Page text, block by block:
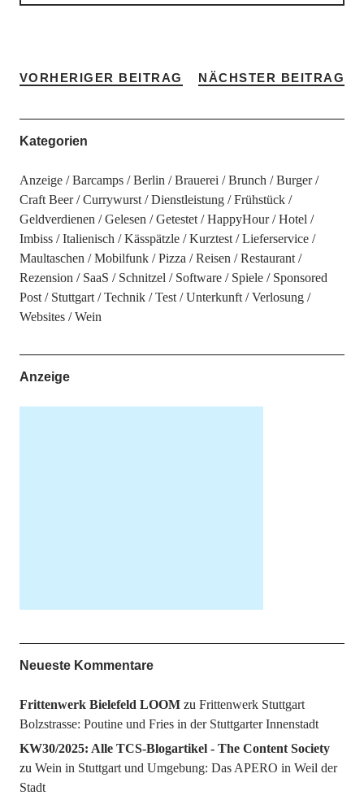
VORHERIGER BEITRAG NÄCHSTER BEITRAG
Kategorien
Anzeige Barcamps Berlin Brauerei Brunch
Burger
Craft Beer
Currywurst Dienstleistung
Frühstück
Geldverdienen
Gelesen Getestet HappyHour
Hotel
Imbiss
Italienisch Kässpätzle Kurztest
Lieferservice
Maultaschen
Mobilfunk Pizza Reisen
Restaurant
Rezension
SaaS Schnitzel Software Spiele
Sponsored
Post
Stuttgart Technik Test Unterkunft
Verlosung
Websites
Wein
Anzeige
Neueste Kommentare
Frittenwerk Bielefeld LOOMzu Frittenwerk Stuttgart
Bolzstrasse: Poutine und Fries in der Stuttgarter Innenstadt
KW30/2025: Alle TCS-Blogartikel - The Content Society
zu Wein in Stuttgart und Umgebung: Das APERO in Weil der
Stadt